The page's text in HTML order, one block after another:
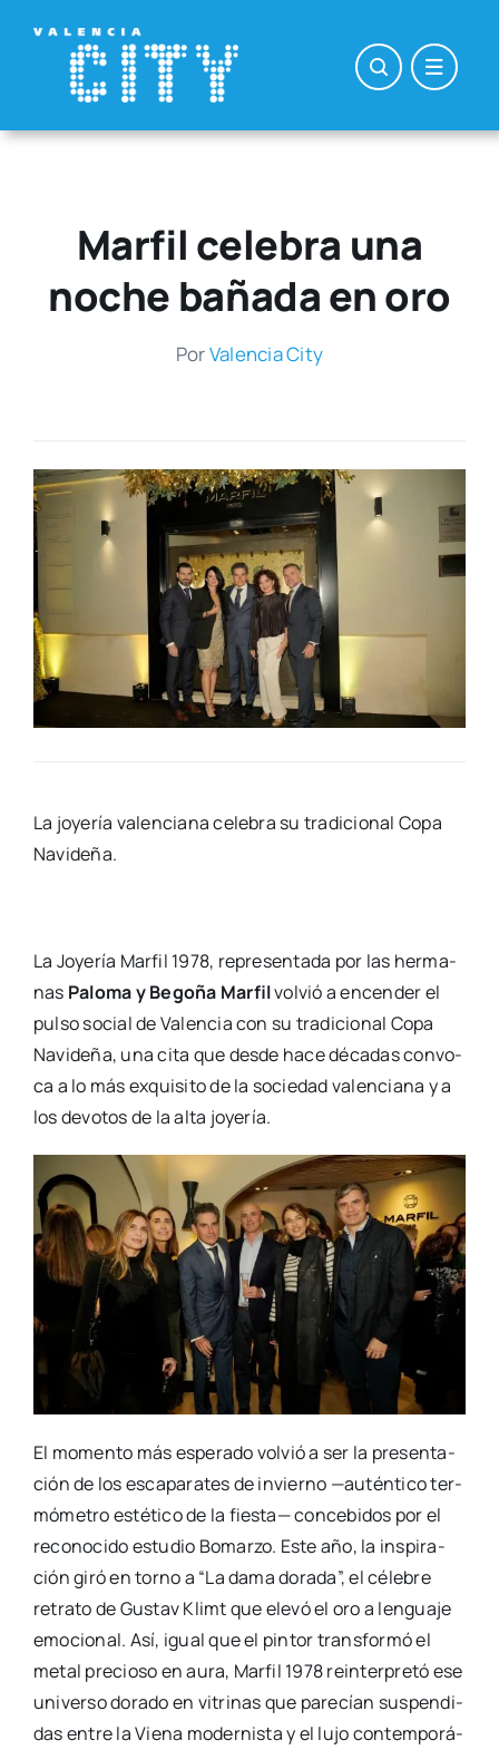
contenido
Marfil celebra una
noche bañada en oro
PorValen­cia City
La joye­ría valen­cia­na cele­bra su tra­di­cio­nal Copa
Navi­de­ña.
La Joye­ría Mar­fil 1978, repre­sen­ta­da por las her­ma­
nas Palo­ma y Bego­ña Mar­filvol­vió a encen­der el
pul­so social de Valen­cia con su tra­di­cio­nal Copa
Navi­de­ña, una cita que des­de hace déca­das con­vo­
ca a lo más exqui­si­to de la socie­dad valen­cia­na y a
los devo­tos de la alta joye­ría.
El momen­to más espe­ra­do vol­vió a ser la pre­sen­ta­
ción de los esca­pa­ra­tes de invierno —autén­ti­co ter­
mó­me­tro esté­ti­co de la fies­ta— con­ce­bi­dos por el
reco­no­ci­do estu­dio Bomar­zo. Este año, la ins­pi­ra­
ción giró en torno a “La dama dora­da”, el céle­bre
retra­to de Gus­tav Klimt que ele­vó el oro a len­gua­je
emo­cio­nal. Así, igual que el pin­tor trans­for­mó el
metal pre­cio­so en aura, Mar­fil 1978 rein­ter­pre­tó ese
uni­ver­so dora­do en vitri­nas que pare­cían sus­pen­di­
das entre la Vie­na moder­nis­ta y el lujo con­tem­po­rá­